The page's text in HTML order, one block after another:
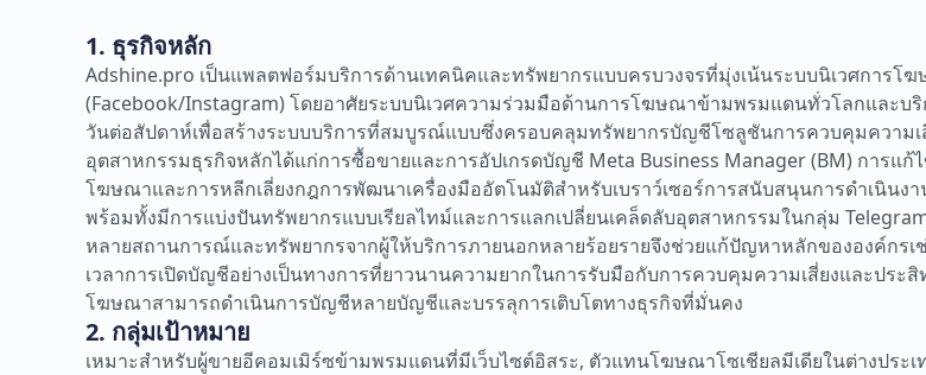
1. ธุรกิจหลัก
Adshine.pro เป็นแพลตฟอร์มบริการด้านเทคนิคและทรัพยากรแบบครบวงจรที่มุ่งเน้นระบบนิเวศการ
(Facebook/Instagram) โดยอาศัยระบบนิเวศความร่วมมือด้านการโฆษณาข้ามพรมแดนทั่วโลกและบ
วันต่อสัปดาห์เพื่อสร้างระบบบริการที่สมบูรณ์แบบซึ่งครอบคลุมทรัพยากรบัญชีโซลูชันการควบคุมความ
อุตสาหกรรมธุรกิจหลักได้แก่การซื้อขายและการอัปเกรดบัญชี Meta Business Manager (BM) การแ
โฆษณาและการหลีกเลี่ยงกฎการพัฒนาเครื่องมืออัตโนมัติสำหรับเบราว์เซอร์การสนับสนุนการดำเนินง
พร้อมทั้งมีการแบ่งปันทรัพยากรแบบเรียลไทม์และการแลกเปลี่ยนเคล็ดลับอุตสาหกรรมในกลุ่ม
หลายสถานการณ์และทรัพยากรจากผู้ให้บริการภายนอกหลายร้อยรายจึงช่วยแก้ปัญหาหลักขององค์กรเ
เวลาการเปิดบัญชีอย่างเป็นทางการที่ยาวนานความยากในการรับมือกับการควบคุมความเสี่ยงและปร
โฆษณาสามารถดำเนินการบัญชีหลายบัญชีและบรรลุการเติบโตทางธุรกิจที่มั่นคง
2. กลุ่มเป้าหมาย
เหมาะสำหรับผู้ขายอีคอมเมิร์ซข้ามพรมแดนที่มีเว็บไซต์อิสระ, ตัวแทนโฆษณาโซเชียลมีเดียในต่างประ